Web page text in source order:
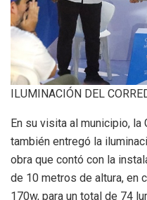
ILUMINACIÓN DEL
En su visita al municipio, la
también entregó la
obra que contó con la
de 10 metros de altura, en
170w, para un total de 74